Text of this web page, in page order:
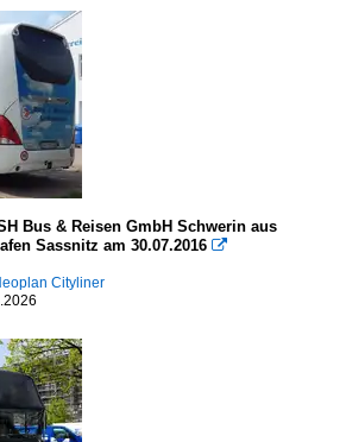
Bus & Reisen GmbH Schwerin aus
Sassnitz am 30.07.2016 
Cityliner